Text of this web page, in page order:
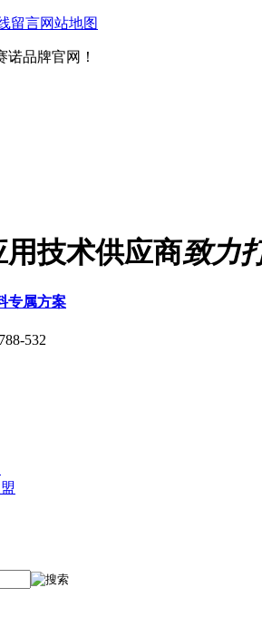
留言网站地图
品牌官网！
技术供应商致力
专属方案
532